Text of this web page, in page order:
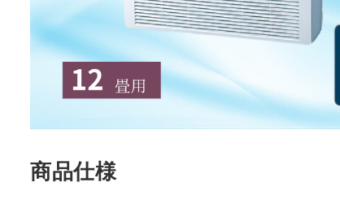
商品仕様